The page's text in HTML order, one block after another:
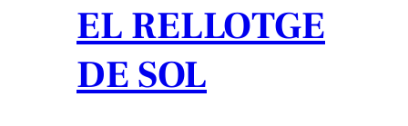
EL RELLOTGE
DE SOL